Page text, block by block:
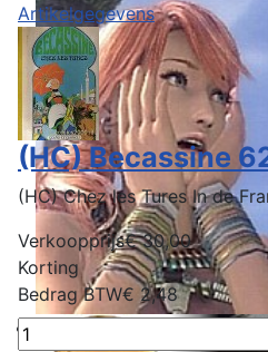
Artikelgegevens
(HC) Becassine
(HC) Chez les Tures In de
Verkoopprijs€ 30,00
Korting
Bedrag BTW€ 2,48